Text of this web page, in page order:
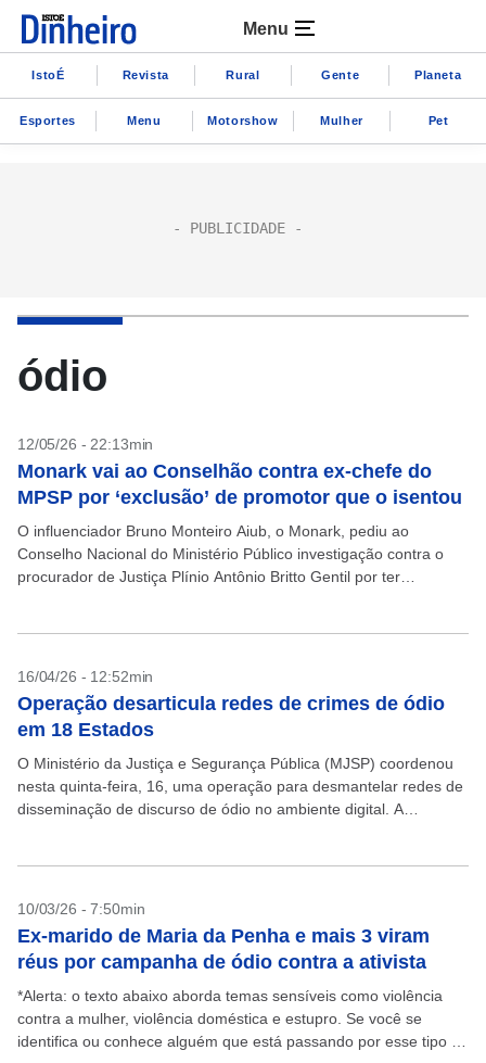
Menu
IstoÉ Revista Rural Gente Planeta
Esportes Menu Motorshow Mulher Pet
ódio
12/05/26 - 22:13min
Monark vai ao Conselhão contra ex-chefe do
MPSP por ‘exclusão’ de promotor que o isentou
O influenciador Bruno Monteiro Aiub, o Monark, pediu ao
Conselho Nacional do Ministério Público investigação contra o
procurador de Justiça Plínio Antônio Britto Gentil por ter
16/04/26 - 12:52min
Operação desarticula redes de crimes de ódio
em 18 Estados
O Ministério da Justiça e Segurança Pública (MJSP) coordenou
nesta quinta-feira, 16, uma operação para desmantelar redes de
disseminação de discurso de ódio no ambiente digital. A
10/03/26 - 7:50min
Ex-marido de Maria da Penha e mais 3 viram
réus por campanha de ódio contra a ativista
*Alerta: o texto abaixo aborda temas sensíveis como violência
contra a mulher, violência doméstica e estupro. Se você se
identifica ou conhece alguém que está passando por esse tipo de